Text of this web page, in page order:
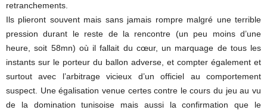
retranchements.
Ils plieront souvent mais sans jamais rompre malgré une terrible
pression durant le reste de la rencontre (un peu moins d’une
heure, soit 58mn) où il fallait du cœur, un marquage de tous les
instants sur le porteur du ballon adverse, et compter également et
surtout avec l’arbitrage vicieux d’un officiel au comportement
suspect. Une égalisation venue certes contre le cours du jeu au vu
de la domination tunisoise mais aussi la confirmation que le